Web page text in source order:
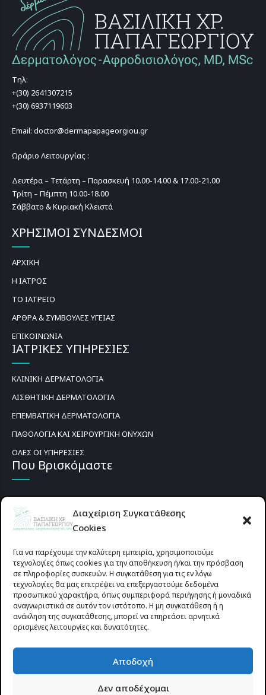
Διαχείριση Συγκατάθεσης
Cookies
Για να παρέχουμε την καλύτερη εμπειρία, χρησιμοποιούμε
τεχνολογίες όπως cookies για την αποθήκευση ή/και την πρόσβαση
σε πληροφορίες συσκευών. Η συγκατάθεση για τις εν λόγω
τεχνολογίες θα μας επιτρέψει να επεξεργαστούμε δεδομένα
προσωπικού χαρακτήρα, όπως συμπεριφορά περιήγησης ή μοναδικά
αναγνωριστικά σε αυτόν τον ιστότοπο. Η μη συγκατάθεση ή η
ανάκληση της συγκατάθεσης, μπορεί να επηρεάσει αρνητικά
ορισμένες λειτουργίες και δυνατότητες.
Αποδοχή
Δεν αποδέχομαι
Τηλ:
+(30) 2641307215
+(30) 6937119603
Email: doctor@dermapapageorgiou.gr
Ωράριο Λειτουργίας :
Δευτέρα – Τετάρτη – Παρασκευή 10.00-14.00 & 17.00-21.00
Τρίτη – Πέμπτη 10.00-18.00
Σάββατο & Κυριακή Κλειστά
ΧΡΗΣΙΜΟΙ ΣΥΝΔΕΣΜΟΙ
ΑΡΧΙΚΗ
Η ΙΑΤΡΟΣ
ΤΟ ΙΑΤΡΕΙΟ
ΑΡΘΡΑ & ΣΥΜΒΟΥΛΕΣ ΥΓΕΙΑΣ
ΕΠΙΚΟΙΝΩΝΙΑ
ΙΑΤΡΙΚΕΣ ΥΠΗΡΕΣΙΕΣ
ΚΛΙΝΙΚΗ ΔΕΡΜΑΤΟΛΟΓΙΑ
ΑΙΣΘΗΤΙΚΗ ΔΕΡΜΑΤΟΛΟΓΙΑ
ΕΠΕΜΒΑΤΙΚΗ ΔΕΡΜΑΤΟΛΟΓΙΑ
ΠΑΘΟΛΟΓΙΑ ΚΑΙ ΧΕΙΡΟΥΡΓΙΚΗ ΟΝΥΧΩΝ
ΟΛΕΣ ΟΙ ΥΠΗΡΕΣΙΕΣ
Που Βρισκόμαστε
Προυσιωτίσσης 27 & Δ.Σταϊκου , Αγρίνιο 30133 (έναντι γηπέδου